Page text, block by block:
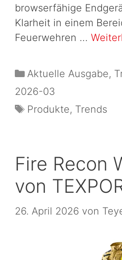
browserfähige
Klarheit in einem
Feuerwehren …
Aktuelle Ausgabe,
2026-03
Produkte, Trends
Fire Recon
von
26. April 2026 von